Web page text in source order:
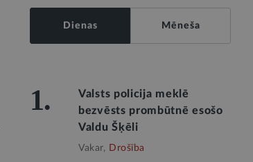
Dienas Mēneša
1.
Valsts policija meklē
bezvēsts prombūtnē esošo
Valdu Šķēli
Vakar, Drošība